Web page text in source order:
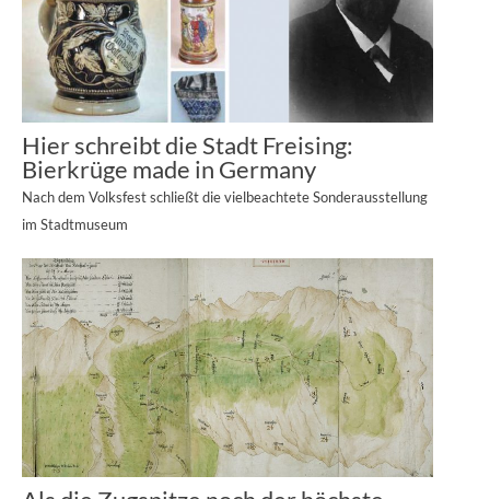
Hier schreibt die Stadt Freising:
Bierkrüge made in Germany
Nach dem Volksfest schließt die vielbeachtete Sonderausstellung
im Stadtmuseum